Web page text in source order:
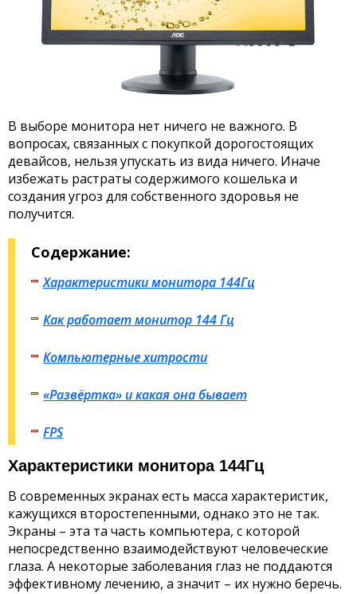
В выборе монитора нет ничего не важного. В
вопросах, связанных с покупкой дорогостоящих
девайсов, нельзя упускать из вида ничего. Иначе
избежать растраты содержимого кошелька и
создания угроз для собственного здоровья не
получится.
Содержание:
Характеристики монитора 144Гц
Как работает монитор 144 Гц
Компьютерные хитрости
«Развёртка» и какая она бывает
FPS
Характеристики монитора 144Гц
В современных экранах есть масса характеристик,
кажущихся второстепенными, однако это не так.
Экраны – эта та часть компьютера, с которой
непосредственно взаимодействуют человеческие
глаза. А некоторые заболевания глаз не поддаются
эффективному лечению, а значит – их нужно беречь.